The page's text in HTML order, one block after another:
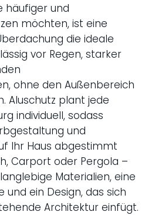
häufiger und
möchten, ist eine
die ideale
vor Regen, starker
ohne den Außenbereich
Aluschutz plant jede
individuell, sodass
und
Ihr Haus abgestimmt
Carport oder Pergola –
Materialien, eine
ein Design, das sich
Architektur einfügt.